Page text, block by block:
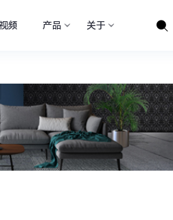
频 产品 关于